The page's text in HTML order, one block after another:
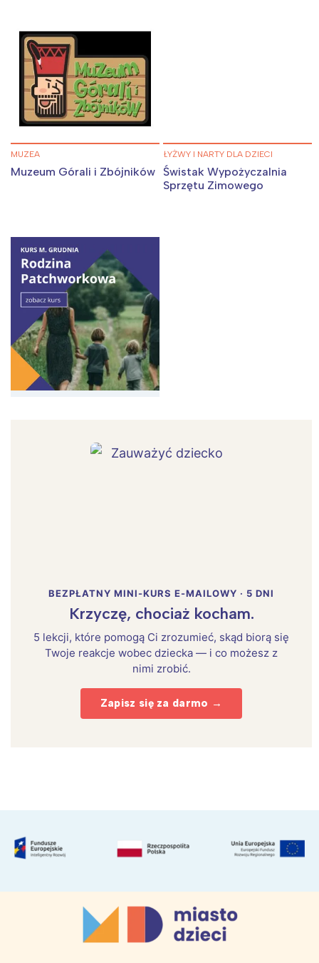
MUZEA
Muzeum Górali i Zbójników
ŁYŻWY I NARTY DLA DZIECI
Świstak Wypożyczalnia
Sprzętu Zimowego
BEZPŁATNY MINI-KURS E-MAILOWY · 5 DNI
Krzyczę, chociaż kocham.
5 lekcji, które pomogą Ci zrozumieć, skąd biorą się
Twoje reakcje wobec dziecka — i co możesz z
nimi zrobić.
Zapisz się za darmo →